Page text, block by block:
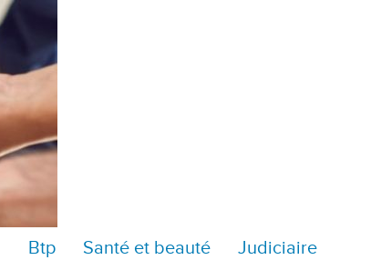
Btp Santé et beauté
Judiciaire